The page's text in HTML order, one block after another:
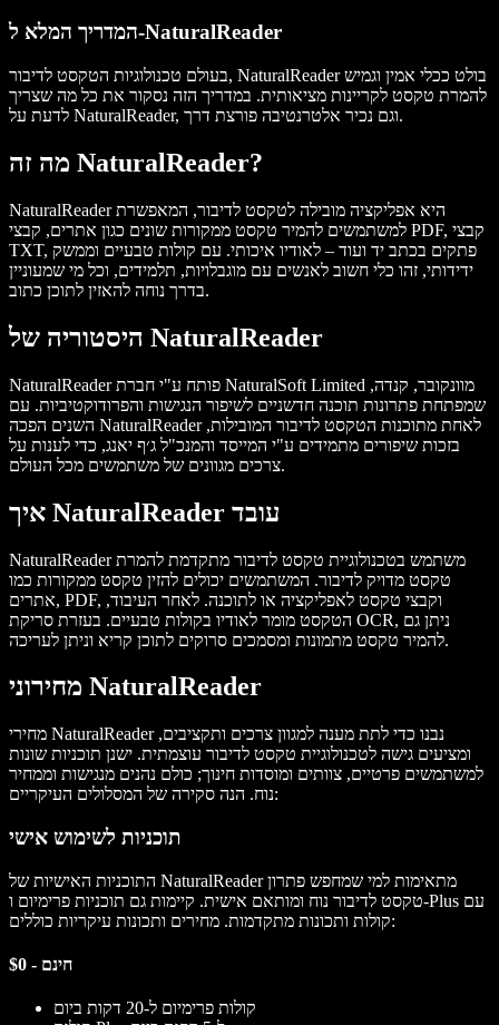
המדריך המלא ל-NaturalReader
בעולם טכנולוגיות הטקסט לדיבור, NaturalReader בולט ככלי אמין וגמיש
להמרת טקסט לקריינות מציאותית. במדריך הזה נסקור את כל מה שצריך
לדעת על NaturalReader, וגם נכיר אלטרנטיבה פורצת דרך.
מה זה NaturalReader?
NaturalReader היא אפליקציה מובילה לטקסט לדיבור, המאפשרת
למשתמשים להמיר טקסט ממקורות שונים כגון אתרים, קבצי PDF, קבצי
TXT, פתקים בכתב יד ועוד – לאודיו איכותי. עם קולות טבעיים וממשק
ידידותי, זהו כלי חשוב לאנשים עם מוגבלויות, תלמידים, וכל מי שמעוניין
בדרך נוחה להאזין לתוכן כתוב.
היסטוריה של NaturalReader
NaturalReader פותח ע"י חברת NaturalSoft Limited מוונקובר, קנדה,
שמפתחת פתרונות תוכנה חדשניים לשיפור הנגישות והפרודוקטיביות. עם
השנים הפכה NaturalReader לאחת מתוכנות הטקסט לדיבור המובילות,
בזכות שיפורים מתמידים ע"י המייסד והמנכ"ל ג׳ף יאנג, כדי לענות על
צרכים מגוונים של משתמשים מכל העולם.
איך NaturalReader עובד
NaturalReader משתמש בטכנולוגיית טקסט לדיבור מתקדמת להמרת
טקסט מדויק לדיבור. המשתמשים יכולים להזין טקסט ממקורות כמו
אתרים, PDF, וקבצי טקסט לאפליקציה או לתוכנה. לאחר העיבוד,
הטקסט מומר לאודיו בקולות טבעיים. בעזרת סריקת OCR, ניתן גם
להמיר טקסט מתמונות ומסמכים סרוקים לתוכן קריא וניתן לעריכה.
מחירוני NaturalReader
מחירי NaturalReader נבנו כדי לתת מענה למגוון צרכים ותקציבים,
ומציעים גישה לטכנולוגיית טקסט לדיבור עוצמתית. ישנן תוכניות שונות
למשתמשים פרטיים, צוותים ומוסדות חינוך; כולם נהנים מנגישות וממחיר
נוח. הנה סקירה של המסלולים העיקריים:
תוכניות לשימוש אישי
התוכניות האישיות של NaturalReader מתאימות למי שמחפש פתרון
טקסט לדיבור נוח ומותאם אישית. קיימות גם תוכניות פרימיום ו-Plus עם
קולות ותכונות מתקדמות. מחירים ותכונות עיקריות כוללים:
חינם - $0
קולות פרימיום ל-20 דקות ביום